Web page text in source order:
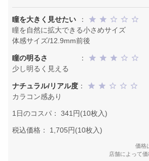
瞳を大きく見せたい
：
瞳を自然に拡大できる小さめサイズ
体感サイズ/12.9mm前後
瞳の明るさ
：
少し明るく見える
ナチュラル/リアル度 ：
カラコン感あり
1日のコスパ： 341円(10枚入)
税込価格： 1,705円(10枚入)
価格
店舗によって